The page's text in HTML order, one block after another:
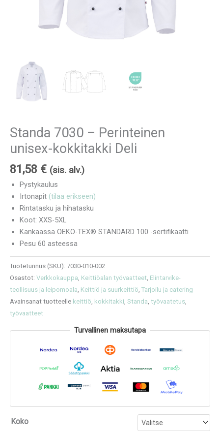
Standa 7030 – Perinteinen
unisex-kokkitakki Deli
81,58 € (sis. alv.)
Pystykaulus
Irtonapit (tilaa erikseen)
Rintatasku ja hihatasku
Koot: XXS-5XL
Kankaassa OEKO-TEX® STANDARD 100 -sertifikaatti
Pesu 60 asteessa
Tuotetunnus (SKU): 7030-010-002
Osastot: Verkkokauppa Keittiöalan työvaatteet Elintarvike­
teollisuus ja leipomoala Keittiö ja suurkeittiö Tarjoilu ja catering
Avainsanat tuotteelle keittiö kokkitakki Standa työvaatetus
työvaatteet
Turvallinen maksutapa
Koko